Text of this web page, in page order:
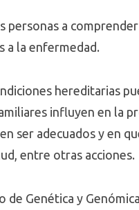
a
a la enfermedad.
hereditarias
influyen en la
ser adecuados y en
entre otras acciones.
Genética y